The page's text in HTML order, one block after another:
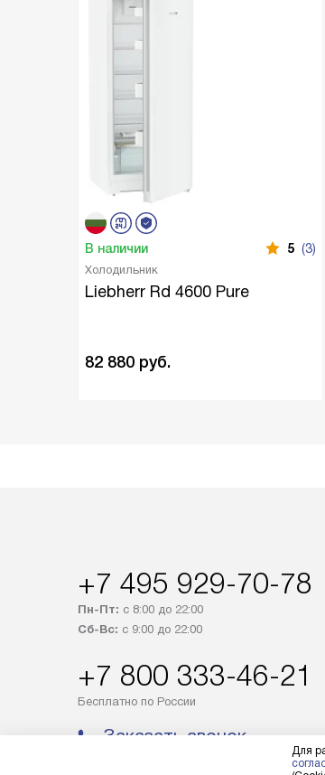
В наличии 5 (3)
Холодильник
Liebherr Rd 4600 Pure
82 880 руб.
+7 495 929-70-78
Пн-Пт: с 8:00 до 22:00
Сб-Вс: с 9:00 до 22:00
+7 800 333-46-21
Бесплатно по России
Заказать звонок
Для